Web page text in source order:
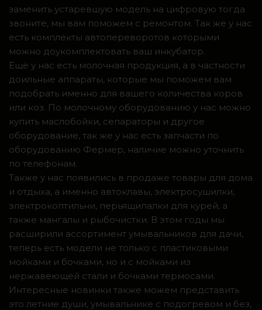
заменить устаревшую модель на цифровую тогда
звоните, мы вам поможем с ремонтом. Так же у нас
есть комплекты автопереворотов которыми
можно доукомплектовать ваш инкубатор.
Ещё у нас есть молочная продукция, а в частности
доильные аппараты, которые мы поможем вам
подобрать именно для вашего количества коров
или коз. По молочному оборудованию у нас можно
купить маслобойки, сепараторы и другое
оборудование, так же у нас есть запчасти по
оборудованию Фермер, наличие можно уточнить
по телефонам.
Также у нас появились в продаже товары для дома
и отдыха, а именно автоклавы, электросушилки,
электрокоптильни, перьящипалки для курей, а
также мангалы и рыбочистки. В этом годы мы
расширили ассортимент умывальников для дачи,
теперь есть модели не только с пластиковыми
мойками и бочками, но и с мойками из
нержавеющей стали и бочками термосами.
Интересные новинки также можем представить
это летние души, умывальнике с подогревом и без,